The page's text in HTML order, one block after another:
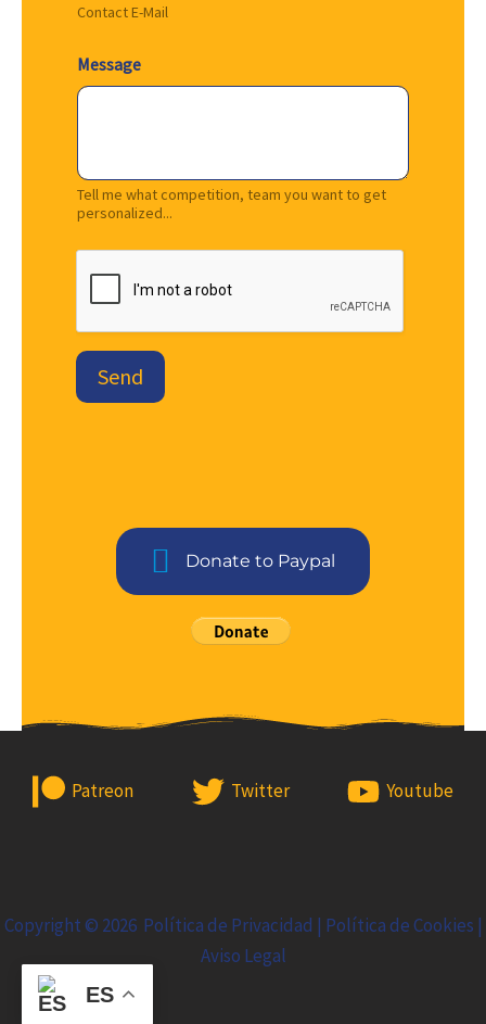
Contact E-Mail
Message
Tell me what competition, team you want to get
personalized...
Send
Donate to Paypal
Patreon Twitter Youtube
Copyright © 2026 Política de Privacidad | Política de Cookies |
Aviso Legal
ES